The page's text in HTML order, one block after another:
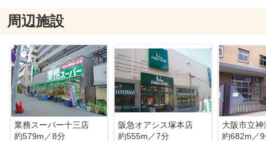
周辺施設
業務スーパー十三店
約579m／8分
阪急オアシス塚本店
約555m／7分
大阪市立神
約682m／